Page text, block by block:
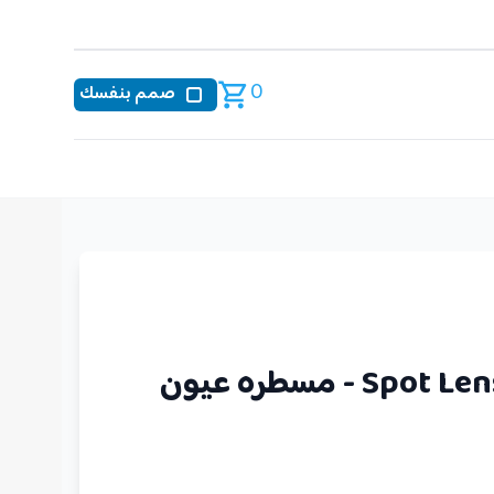
0 صمم بنفسك
Spot Lens Lamp Light - مسطره عيون